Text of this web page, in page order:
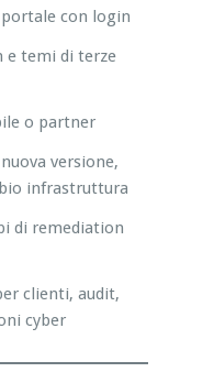
con login
e temi di terze
o partner
versione,
infrastruttura
di remediation
clienti, audit,
cyber